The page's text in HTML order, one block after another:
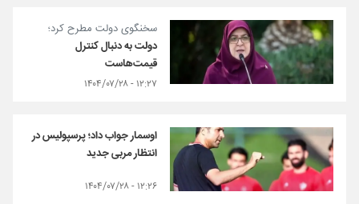
سخنگوی دولت مطرح کرد؛
دولت به دنبال کنترل
قیمت‌هاست
۱۲:۲۷ - ۱۴۰۴/۰۷/۲۸
اوسمار جواب داد؛ پرسپولیس در
انتظار مربی جدید
۱۲:۲۶ - ۱۴۰۴/۰۷/۲۸